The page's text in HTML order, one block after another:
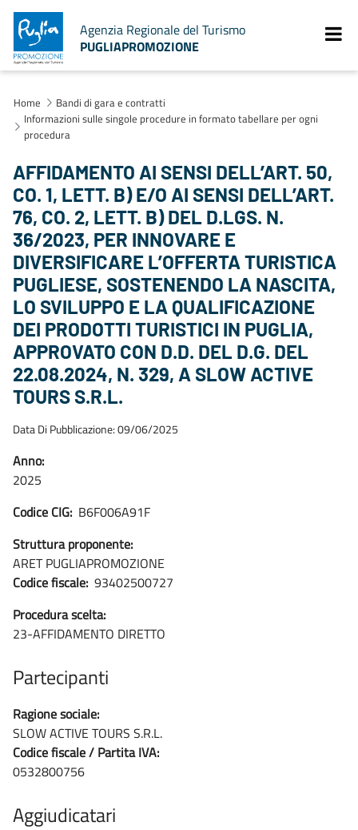
Agenzia Regionale del Turismo
PUGLIAPROMOZIONE
Home
Bandi di gara e contratti
Informazioni sulle singole procedure in formato tabellare per ogni
procedura
AFFIDAMENTO AI SENSI DELL’ART. 50,
CO. 1, LETT. B) E/O AI SENSI DELL’ART.
76, CO. 2, LETT. B) DEL D.LGS. N.
36/2023, PER INNOVARE E
DIVERSIFICARE L’OFFERTA TURISTICA
PUGLIESE, SOSTENENDO LA NASCITA,
LO SVILUPPO E LA QUALIFICAZIONE
DEI PRODOTTI TURISTICI IN PUGLIA,
APPROVATO CON D.D. DEL D.G. DEL
22.08.2024, N. 329, A SLOW ACTIVE
TOURS S.R.L.
Data Di Pubblicazione: 09/06/2025
Anno:
2025
Codice CIG: B6F006A91F
Struttura proponente:
ARET PUGLIAPROMOZIONE
Codice fiscale: 93402500727
Procedura scelta:
23-AFFIDAMENTO DIRETTO
Partecipanti
Ragione sociale:
SLOW ACTIVE TOURS S.R.L.
Codice fiscale / Partita IVA:
0532800756
Aggiudicatari